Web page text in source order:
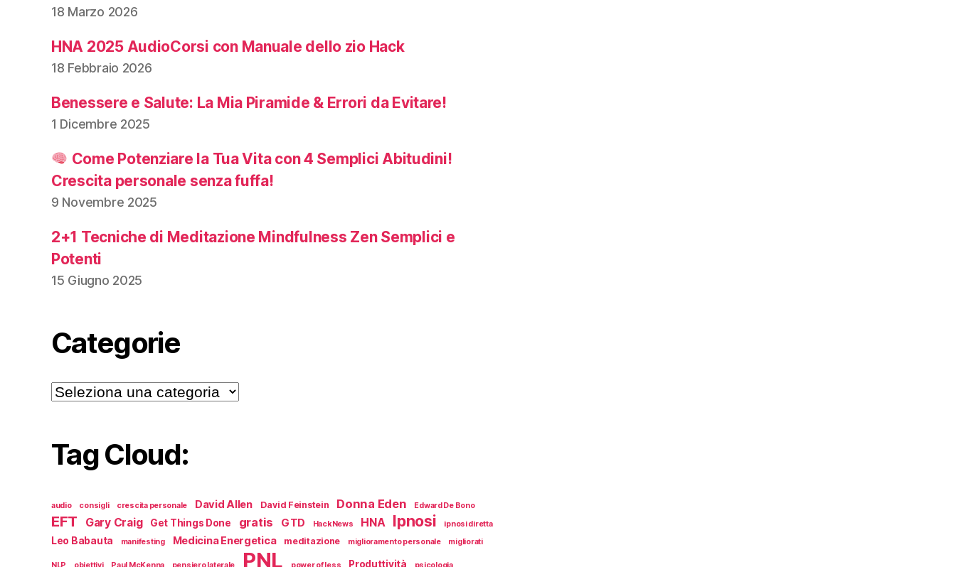
18 Marzo 2026
HNA 2025 AudioCorsi con Manuale dello zio Hack
18 Febbraio 2026
Benessere e Salute: La Mia Piramide & Errori da Evitare!
1 Dicembre 2025
Come Potenziare la Tua Vita con 4 Semplici Abitudini!
Crescita personale senza fuffa!
9 Novembre 2025
2+1 Tecniche di Meditazione Mindfulness Zen Semplici e
Potenti
15 Giugno 2025
Categorie
Categorie
Tag Cloud:
audio consigli crescita personale David Allen David Feinstein Donna Eden Edward De Bono
EFT Gary Craig Get Things Done gratis GTD HackNews HNA Ipnosi ipnosi diretta
Leo Babauta manifesting Medicina Energetica meditazione miglioramento personale migliorati
NLP obiettivi Paul McKenna pensiero laterale PNL power of less Produttività psicologia